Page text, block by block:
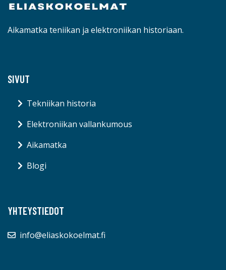
Aikamatka teniikan ja elektroniikan historiaan.
SIVUT
Tekniikan historia
Elektroniikan vallankumous
Aikamatka
Blogi
YHTEYSTIEDOT
info@eliaskokoelmat.fi